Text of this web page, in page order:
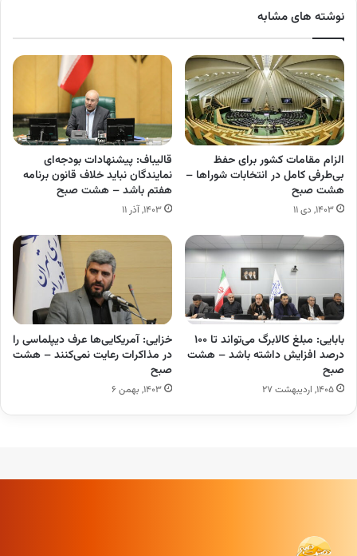
نوشته های مشابه
الزام مقامات کشور برای حفظ
بی‌طرفی کامل در انتخابات شوراها –
هشت صبح
۱۴۰۳, دی ۱۱
قالیباف: پیشنهادات بودجه‌ای
نمایندگان نباید خلاف قانون برنامه
هفتم باشد – هشت صبح
۱۴۰۳, آذر ۱۱
بابایی: مبلغ کالابرگ می‌تواند تا ۱۰۰
درصد افزایش داشته باشد – هشت
صبح
۱۴۰۵, اردیبهشت ۲۷
خزایی: آمریکایی‌ها عرف دیپلماسی را
در مذاکرات رعایت نمی‌کنند – هشت
صبح
۱۴۰۳, بهمن ۶